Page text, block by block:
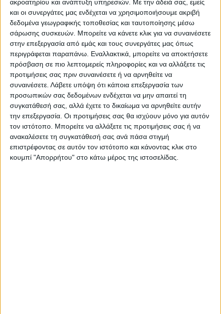
ακροατηρίου και ανάπτυξη υπηρεσιών. Με την άδειά σας, εμείς
και οι συνεργάτες μας ενδέχεται να χρησιμοποιήσουμε ακριβή
δεδομένα γεωγραφικής τοποθεσίας και ταυτοποίησης μέσω
σάρωσης συσκευών. Μπορείτε να κάνετε κλικ για να συναινέσετε
στην επεξεργασία από εμάς και τους συνεργάτες μας όπως
περιγράφεται παραπάνω. Εναλλακτικά, μπορείτε να αποκτήσετε
πρόσβαση σε πιο λεπτομερείς πληροφορίες και να αλλάξετε τις
προτιμήσεις σας πριν συναινέσετε ή να αρνηθείτε να
συναινέσετε. Λάβετε υπόψη ότι κάποια επεξεργασία των
προσωπικών σας δεδομένων ενδέχεται να μην απαιτεί τη
συγκατάθεσή σας, αλλά έχετε το δικαίωμα να αρνηθείτε αυτήν
την επεξεργασία. Οι προτιμήσεις σας θα ισχύουν μόνο για αυτόν
τον ιστότοπο. Μπορείτε να αλλάξετε τις προτιμήσεις σας ή να
ανακαλέσετε τη συγκατάθεσή σας ανά πάσα στιγμή
επιστρέφοντας σε αυτόν τον ιστότοπο και κάνοντας κλικ στο
κουμπί "Απορρήτου" στο κάτω μέρος της ιστοσελίδας.
Οι 9 άξονες Κουρέτα για να "σωθεί" η
Θεσσαλία από την λειψυδρία